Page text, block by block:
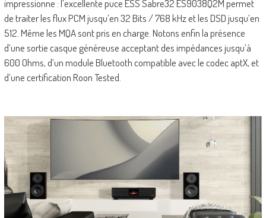
impressionne : l’excellente puce ESS Sabre32 ES9038Q2M permet
de traiter les flux PCM jusqu’en 32 Bits / 768 kHz et les DSD jusqu’en
512. Même les MQA sont pris en charge. Notons enfin la présence
d’une sortie casque généreuse acceptant des impédances jusqu’à
600 Ohms, d’un module Bluetooth compatible avec le codec aptX, et
d’une certification Roon Tested.